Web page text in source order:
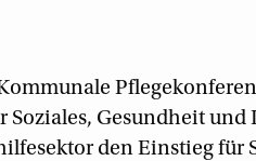
Soziales, Gesundheit
den Einstieg für